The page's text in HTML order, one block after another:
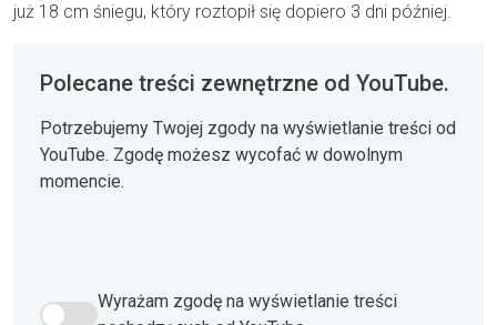
już 18 cm śniegu, który roztopił się dopiero 3 dni później.
Polecane treści zewnętrzne od YouTube.
Potrzebujemy Twojej zgody na wyświetlanie treści od
YouTube. Zgodę możesz wycofać w dowolnym
momencie.
Wyrażam zgodę na wyświetlanie treści